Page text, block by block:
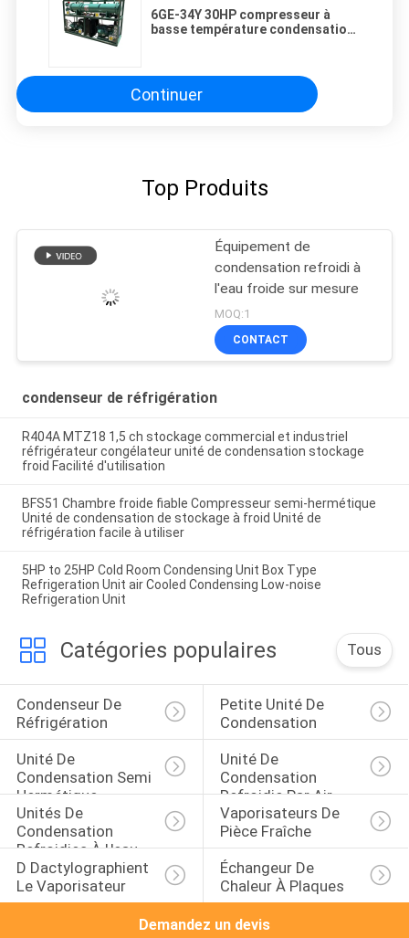
6GE-34Y 30HP compresseur à
basse température condensation
unité de condensation
Continuer
Top Produits
Équipement de
condensation refroidi à
l'eau froide sur mesure
MOQ:1
CONTACT
condenseur de réfrigération
R404A MTZ18 1,5 ch stockage commercial et industriel
réfrigérateur congélateur unité de condensation stockage
froid Facilité d'utilisation
BFS51 Chambre froide fiable Compresseur semi-hermétique
Unité de condensation de stockage à froid Unité de
réfrigération facile à utiliser
5HP to 25HP Cold Room Condensing Unit Box Type
Refrigeration Unit air Cooled Condensing Low-noise
Refrigeration Unit
Catégories populaires Tous
Condenseur De
Réfrigération
Petite Unité De
Condensation
Unité De
Condensation Semi
Hermétique
Unité De
Condensation
Refroidie Par Air
Unités De
Condensation
Refroidies À L'eau
Vaporisateurs De
Pièce Fraîche
D Dactylographient
Le Vaporisateur
Échangeur De
Chaleur À Plaques
Demandez un devis